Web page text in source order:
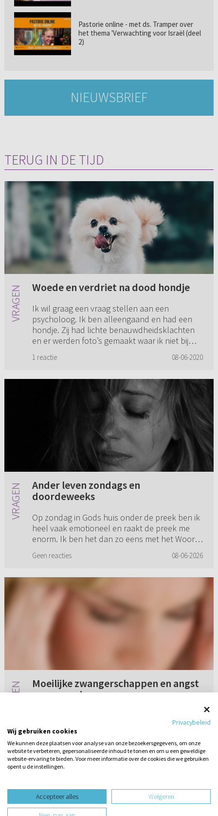
Pastorie online - met ds. Tramper over
het thema 'Verwachting voor Israël (deel
2)
NIEUWSBRIEF
TERUG IN DE TIJD
Woede en verdriet na dood hondje
Ik wil graag een vraag stellen aan een
psycholoog. Ik ben alleengaand en had een
hondje. Zij had lichte benauwdheidsklachten
en er werden foto’s gemaakt waar ik niet bij
1 reactie 08-06-2020
Ander leven zondags en
doordeweeks
Op zondag in Gods huis onder de preek ben ik
heel vaak emotioneel en raakt de preek me
enorm. Ik ben het dan zo eens met het Woord
dat dat de waarheid is en ...
Geen reacties 08-06-2026
Moeilijke zwangerschappen en angst
voor een nieuwe
De zwangerschap van de eerste verliep vanaf
het begin moeilijk vanwege een veel te hoge
bloeddruk dat leidde ertoe dat ik in de 28e
week van de zwangers...
4 reacties 08-06-2015
design website door
website-ontwikkeling door
een vraag
Privacybeleid
Wij gebruiken cookies
We kunnen deze plaatsen voor analyse van onze bezoekersgegevens, om onze
website te verbeteren, gepersonaliseerde inhoud te tonen en om u een geweldige
website-ervaring te bieden. Voor meer informatie over de cookies die we gebruiken
opent u de instellingen.
Accepteer alles Weigeren